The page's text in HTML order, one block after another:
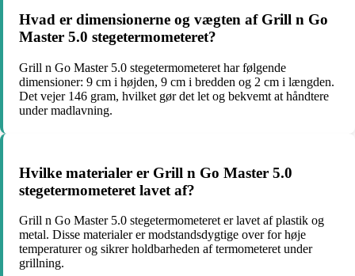
Hvad er dimensionerne og vægten af Grill n Go
Master 5.0 stegetermometeret?
Grill n Go Master 5.0 stegetermometeret har følgende
dimensioner: 9 cm i højden, 9 cm i bredden og 2 cm i længden.
Det vejer 146 gram, hvilket gør det let og bekvemt at håndtere
under madlavning.
Hvilke materialer er Grill n Go Master 5.0
stegetermometeret lavet af?
Grill n Go Master 5.0 stegetermometeret er lavet af plastik og
metal. Disse materialer er modstandsdygtige over for høje
temperaturer og sikrer holdbarheden af termometeret under
grillning.